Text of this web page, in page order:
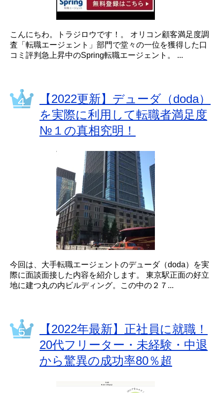
こんにちわ。トラジロウです！。 オリコン顧客満足度調
査「転職エージェント」部門で堂々の一位を獲得した口
コミ評判急上昇中のSpring転職エージェント。 ...
【2022更新】デューダ（doda）
を実際に利用して転職者満足度
№１の真相究明！
今回は、大手転職エージェントのデューダ（doda）を実
際に面談面接した内容を紹介します。 東京駅正面の好立
地に建つ丸の内ビルディング。この中の２７...
【2022年最新】正社員に就職！
20代フリーター・未経験・中退
から驚異の成功率80％超